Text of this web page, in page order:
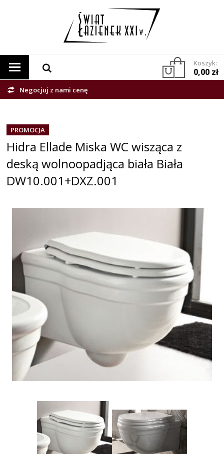
Koszyk:
0,00 zł
Negocjuj z nami cenę
PROMOCJA
Hidra Ellade Miska WC wisząca z
deską wolnoopadjąca biała Biała
DW10.001+DXZ.001